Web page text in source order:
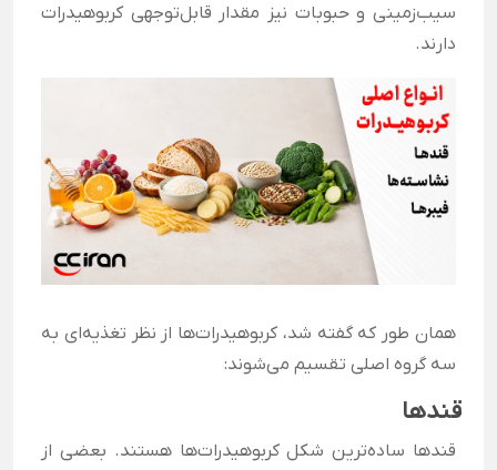
سیب‌زمینی و حبوبات نیز مقدار قابل‌توجهی کربوهیدرات
دارند.
همان طور که گفته شد، کربوهیدرات‌ها از نظر تغذیه‌ای به
سه گروه اصلی تقسیم می‌شوند:
قندها
قندها ساده‌ترین شکل کربوهیدرات‌ها هستند. بعضی از